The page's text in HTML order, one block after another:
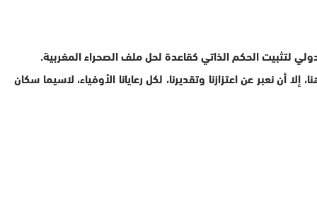
نعبر عن اعتزازنا وتقديرنا، لكل رعايانا الأوفياء، لاسيما سكان